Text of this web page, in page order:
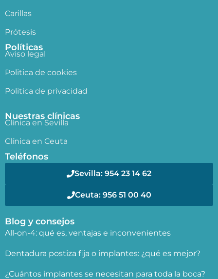
Carillas
Prótesis
Políticas
Aviso legal
Politica de cookies
Politica de privacidad
Nuestras clínicas
Clínica en Sevilla
Clínica en Ceuta
Teléfonos
Sevilla: 954 23 14 62
Ceuta: 956 51 00 40
Blog y consejos
All-on-4: qué es, ventajas e inconvenientes
Dentadura postiza fija o implantes: ¿qué es mejor?
¿Cuántos implantes se necesitan para toda la boca?